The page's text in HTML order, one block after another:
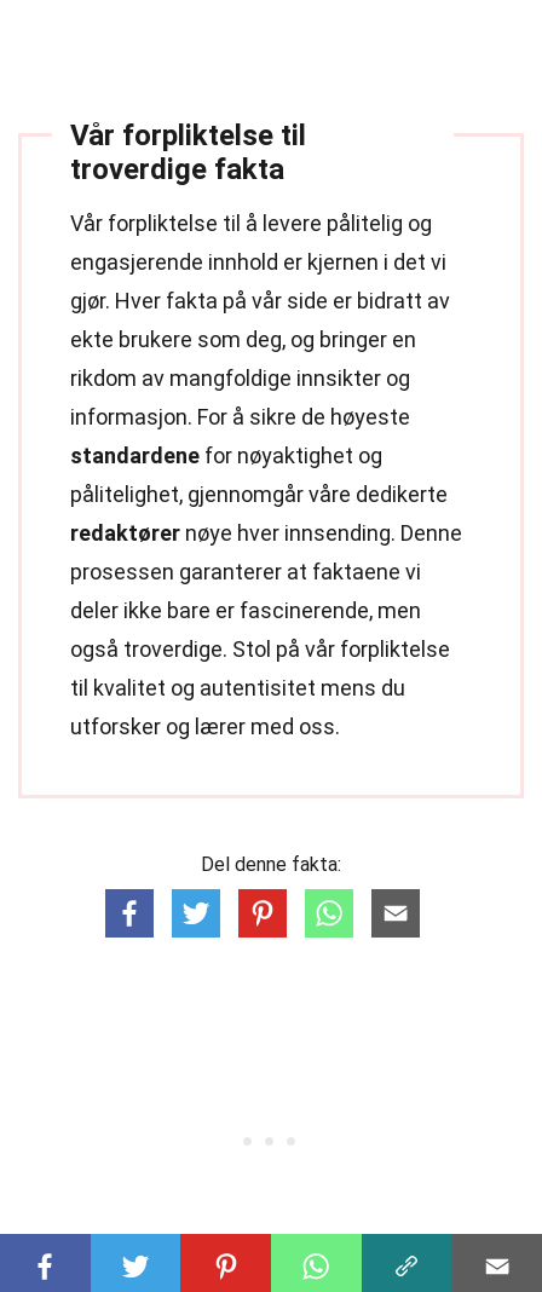
Vår forpliktelse til
troverdige fakta
Vår forpliktelse til å levere pålitelig og
engasjerende innhold er kjernen i det vi
gjør. Hver fakta på vår side er bidratt av
ekte brukere som deg, og bringer en
rikdom av mangfoldige innsikter og
informasjon. For å sikre de høyeste
standardene for nøyaktighet og
pålitelighet, gjennomgår våre dedikerte
redaktører nøye hver innsending. Denne
prosessen garanterer at faktaene vi
deler ikke bare er fascinerende, men
også troverdige. Stol på vår forpliktelse
til kvalitet og autentisitet mens du
utforsker og lærer med oss.
Del denne fakta: